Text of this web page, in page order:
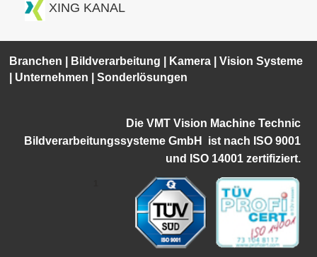
XING KANAL
Branchen Bildverarbeitung Kamera |Vision Systeme
Unternehmen |Sonderlösungen
Die VMT Vision Machine Technic
Bildverarbeitungssysteme GmbH istnach ISO 9001
und ISO 14001 zertifiziert.